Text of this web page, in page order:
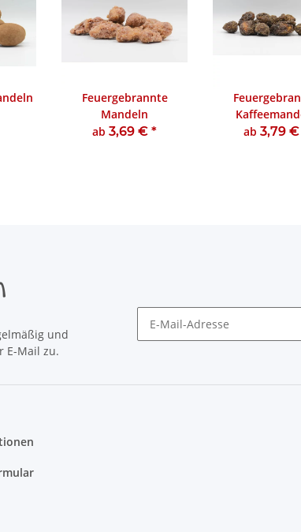
Feuergebrannte
Mandeln
ab 3,69 € *
ab 3,79
und
E-Mail zu.